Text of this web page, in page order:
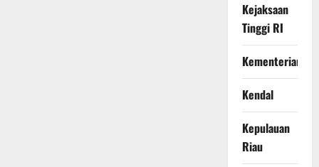
Kejaksaan
Tinggi RI
Kementerian
Kendal
Kepulauan
Riau